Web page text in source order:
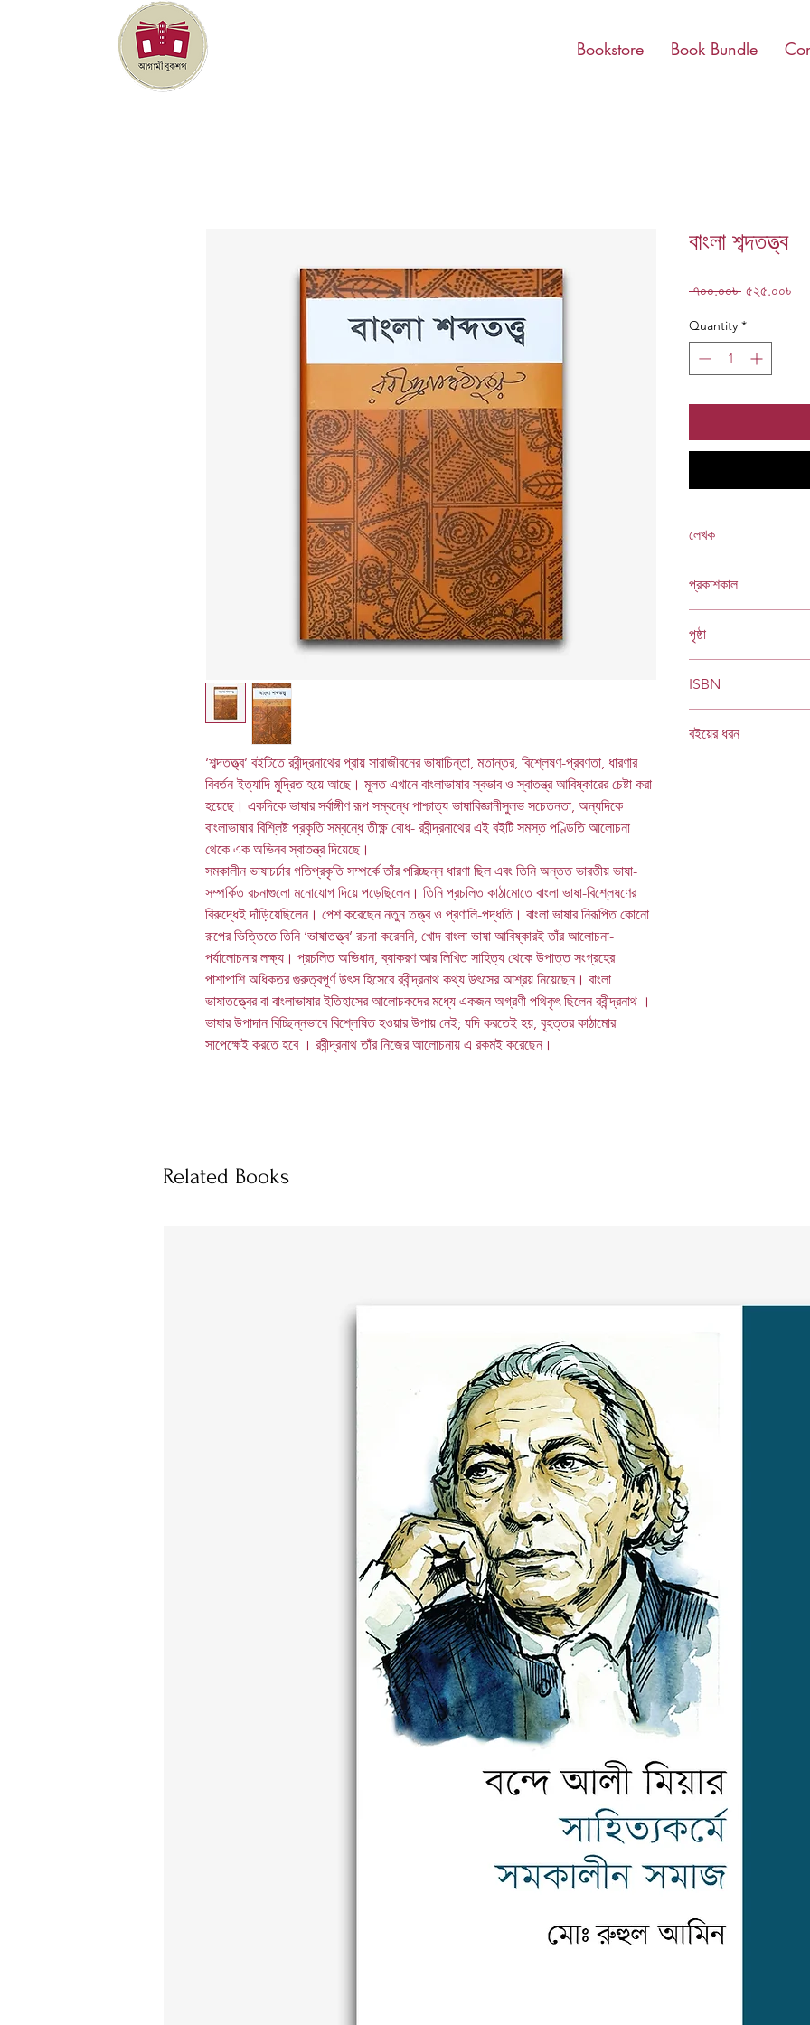
Bookstore Book Bundle
‘শব্দতত্ত্ব’ বইটিতে রবীন্দ্রনাথের প্রায় সারাজীবনের ভাষাচিন্তা, মতান্তর, বিশ্লেষণ-প্রবণতা, ধারণার
বিবর্তন ইত্যাদি মুদ্রিত হয়ে আছে। মূলত এখানে বাংলাভাষার স্বভাব ও স্বাতন্ত্র আবিষ্কারের চেষ্টা করা
হয়েছে। একদিকে ভাষার সর্বাঙ্গীণ রূপ সম্বন্ধে পাশ্চাত্য ভাষাবিজ্ঞানীসুলভ সচেতনতা, অন্যদিকে
বাংলাভাষার বিশ্লিষ্ট প্রকৃতি সম্বন্ধে তীক্ষ্ণ বোধ- রবীন্দ্রনাথের এই বইটি সমস্ত পণ্ডিতি আলোচনা
থেকে এক অভিনব স্বাতন্ত্র দিয়েছে।
সমকালীন ভাষাচর্চার গতিপ্রকৃতি সম্পর্কে তাঁর পরিচ্ছন্ন ধারণা ছিল এবং তিনি অন্তত ভারতীয় ভাষা-
সম্পর্কিত রচনাগুলো মনোযোগ দিয়ে পড়েছিলেন। তিনি প্রচলিত কাঠামোতে বাংলা ভাষা-বিশ্লেষণের
বিরুদ্ধেই দাঁড়িয়েছিলেন। পেশ করেছেন নতুন তত্ত্ব ও প্রণালি-পদ্ধতি। বাংলা ভাষার নিরূপিত কোনো
রূপের ভিত্তিতে তিনি ‘ভাষাতত্ত্ব’ রচনা করেননি, খোদ বাংলা ভাষা আবিষ্কারই তাঁর আলোচনা-
পর্যালোচনার লক্ষ্য। প্রচলিত অভিধান, ব্যাকরণ আর লিখিত সাহিত্য থেকে উপাত্ত সংগ্রহের
পাশাপাশি অধিকতর গুরুত্বপূর্ণ উৎস হিসেবে রবীন্দ্রনাথ কথ্য উৎসের আশ্রয় নিয়েছেন। বাংলা
ভাষাতত্ত্বের বা বাংলাভাষার ইতিহাসের আলোচকদের মধ্যে একজন অগ্রণী পথিকৃৎ ছিলেন রবীন্দ্রনাথ ।
ভাষার উপাদান বিচ্ছিন্নভাবে বিশ্লেষিত হওয়ার উপায় নেই; যদি করতেই হয়, বৃহত্তর কাঠামোর
সাপেক্ষেই করতে হবে । রবীন্দ্রনাথ তাঁর নিজের আলোচনায় এ রকমই করেছেন।
বাংলা শব্দতত্ত্ব
৭০০.০০৳ Regular
৫২৫.০০৳Sale
Quantity *
লেখক
প্রকাশকাল
পৃষ্ঠা
ISBN
বইয়ের ধরন
Related Books